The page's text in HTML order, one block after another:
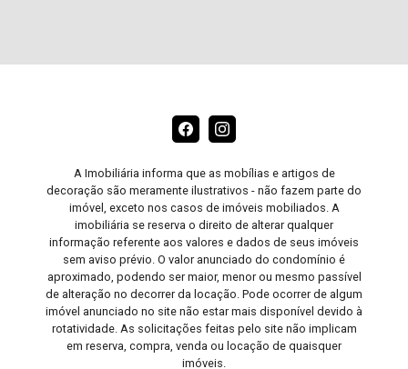
A Imobiliária informa que as mobílias e artigos de
decoração são meramente ilustrativos - não fazem parte do
imóvel, exceto nos casos de imóveis mobiliados. A
imobiliária se reserva o direito de alterar qualquer
informação referente aos valores e dados de seus imóveis
sem aviso prévio. O valor anunciado do condomínio é
aproximado, podendo ser maior, menor ou mesmo passível
de alteração no decorrer da locação. Pode ocorrer de algum
imóvel anunciado no site não estar mais disponível devido à
rotatividade. As solicitações feitas pelo site não implicam
em reserva, compra, venda ou locação de quaisquer
imóveis.